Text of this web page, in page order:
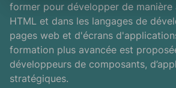
former pour développer de manière
HTML et dans les langages de
pages web et d'écrans
formation plus avancée est
développeurs de composants,
stratégiques.